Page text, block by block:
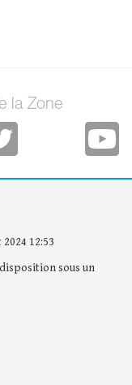
la Zone
12:53
sous un